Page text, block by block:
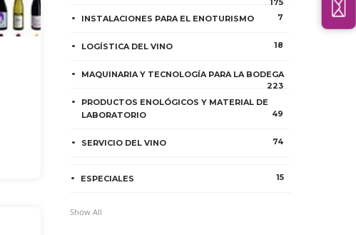
175
INSTALACIONES PARA EL ENOTURISMO
7
LOGÍSTICA DEL VINO 18
MAQUINARIA Y TECNOLOGÍA PARA LA BODEGA
223
PRODUCTOS ENOLÓGICOS Y MATERIAL DE
LABORATORIO
49
SERVICIO DEL VINO 74
ESPECIALES 15
Show All